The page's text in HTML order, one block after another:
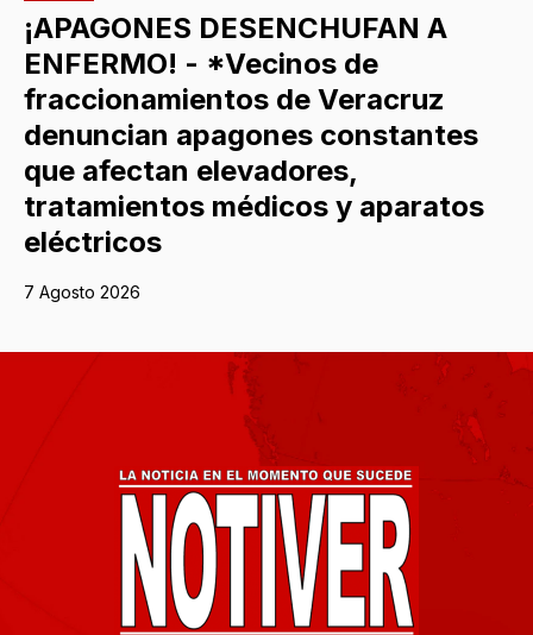
¡APAGONES DESENCHUFAN A
ENFERMO! - *Vecinos de
fraccionamientos de Veracruz
denuncian apagones constantes
que afectan elevadores,
tratamientos médicos y aparatos
eléctricos
7 Agosto 2026